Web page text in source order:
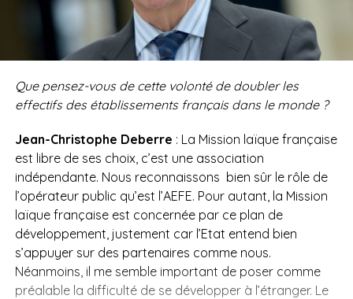
Que pensez-vous de cette volonté de doubler les
effectifs des établissements français dans le monde ?
Jean-Christophe Deberre : La Mission laïque française
est libre de ses choix, c’est une association
indépendante. Nous reconnaissons bien sûr le rôle de
l’opérateur public qu’est l’AEFE. Pour autant, la Mission
laïque française est concernée par ce plan de
développement, justement car l’Etat entend bien
s’appuyer sur des partenaires comme nous.
Néanmoins, il me semble important de poser comme
préalable la difficulté de se développer à l’étranger. Le